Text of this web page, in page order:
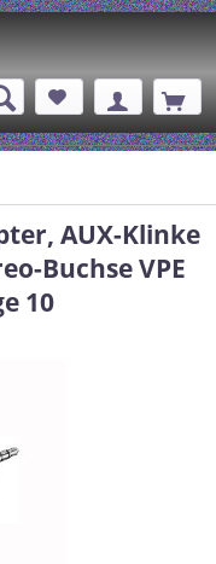
AUX-Klinke
Buchse VPE
10